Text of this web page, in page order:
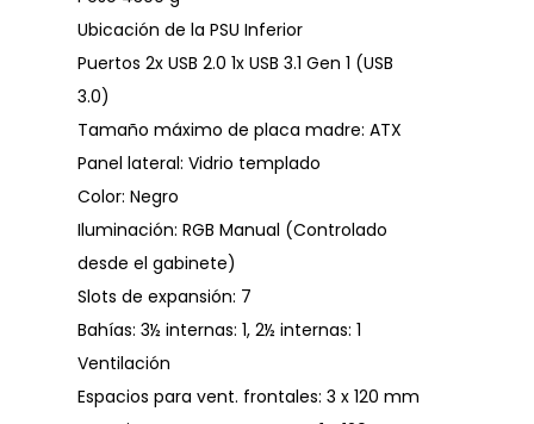
Ubicación de la PSU Inferior
Puertos 2x USB 2.0 1x USB 3.1 Gen 1 (USB
3.0)
Tamaño máximo de placa madre: ATX
Panel lateral: Vidrio templado
Color: Negro
Iluminación: RGB Manual (Controlado
desde el gabinete)
Slots de expansión: 7
Bahías: 3½ internas: 1, 2½ internas: 1
Ventilación
Espacios para vent. frontales: 3 x 120 mm